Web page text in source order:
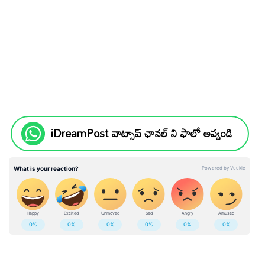
iDreamPost వాట్సాప్ ఛానల్ ని ఫాలో అవ్వండి